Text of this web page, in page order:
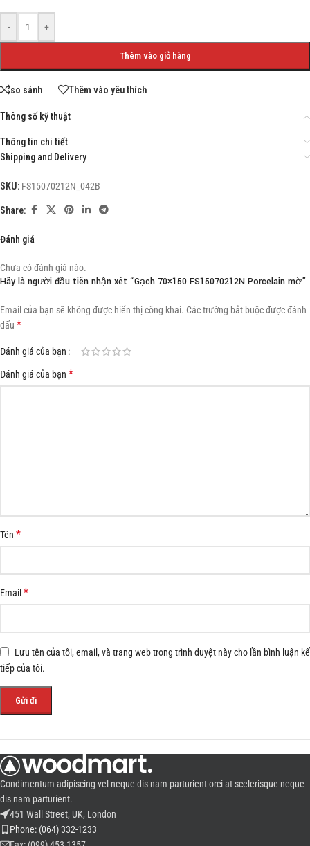
- +
Thêm vào giỏ hàng
so sánh Thêm vào yêu thích
Thông số kỹ thuật
Thông tin chi tiết
Shipping and Delivery
SKU: FS15070212N_042B
Share:
Đánh giá
Chưa có đánh giá nào.
Hãy là người đầu tiên nhận xét “Gạch 70×150 FS15070212N Porcelain mờ”
Email của bạn sẽ không được hiển thị công khai. Các trường bắt buộc được đánh
dấu *
Đánh giá của bạn
Đánh giá của bạn *
Tên *
Email *
Lưu tên của tôi, email, và trang web trong trình duyệt này cho lần bình luận kế
tiếp của tôi.
Condimentum adipiscing vel neque dis nam parturient orci at scelerisque neque
dis nam parturient.
451 Wall Street, UK, London
Phone: (064) 332-1233